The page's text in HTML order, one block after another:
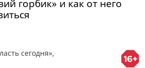
горбик» и как от него
сегодня»,